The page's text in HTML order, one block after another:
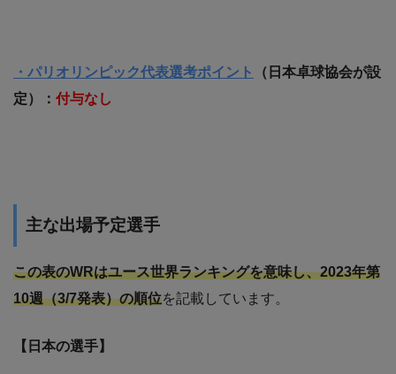
・パリオリンピック代表選考ポイント
（日本卓球協会が設
定）： 付与なし
主な出場予定選手
この表のWRはユース世界ランキングを意味し、2023年第
10週（3/7発表）の順位を記載しています。
【日本の選手】